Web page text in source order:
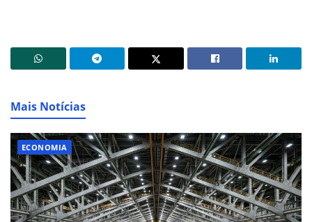
Mais Notícias
ECONOMIA